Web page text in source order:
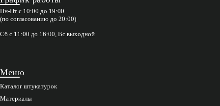
Пн-Пт с 10:00 до 19:00
(по согласованию до 20:00)
Сб с 11:00 до 16:00, Вс выходной
Меню
Каталог штукатурок
Материалы